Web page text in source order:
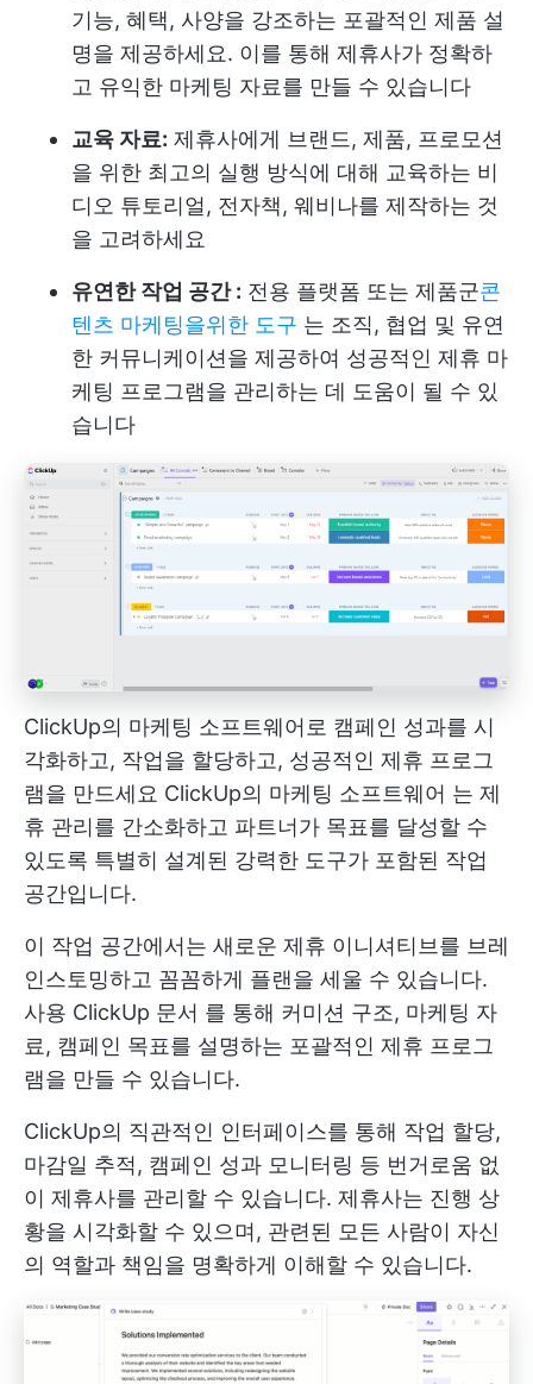
기능, 혜택, 사양을 강조하는 포괄적인 제품 설
명을 제공하세요. 이를 통해 제휴사가 정확하
고 유익한 마케팅 자료를 만들 수 있습니다
교육 자료: 제휴사에게 브랜드, 제품, 프로모션
을 위한 최고의 실행 방식에 대해 교육하는 비
디오 튜토리얼, 전자책, 웨비나를 제작하는 것
을 고려하세요
유연한 작업 공간 : 전용 플랫폼 또는 제품군콘
텐츠 마케팅을위한 도구 는 조직, 협업 및 유연
한 커뮤니케이션을 제공하여 성공적인 제휴 마
케팅 프로그램을 관리하는 데 도움이 될 수 있
습니다
ClickUp의 마케팅 소프트웨어로 캠페인 성과를 시
각화하고, 작업을 할당하고, 성공적인 제휴 프로그
램을 만드세요 ClickUp의 마케팅 소프트웨어 는 제
휴 관리를 간소화하고 파트너가 목표를 달성할 수
있도록 특별히 설계된 강력한 도구가 포함된 작업
공간입니다.
이 작업 공간에서는 새로운 제휴 이니셔티브를 브레
인스토밍하고 꼼꼼하게 플랜을 세울 수 있습니다.
사용 ClickUp 문서 를 통해 커미션 구조, 마케팅 자
료, 캠페인 목표를 설명하는 포괄적인 제휴 프로그
램을 만들 수 있습니다.
ClickUp의 직관적인 인터페이스를 통해 작업 할당,
마감일 추적, 캠페인 성과 모니터링 등 번거로움 없
이 제휴사를 관리할 수 있습니다. 제휴사는 진행 상
황을 시각화할 수 있으며, 관련된 모든 사람이 자신
의 역할과 책임을 명확하게 이해할 수 있습니다.